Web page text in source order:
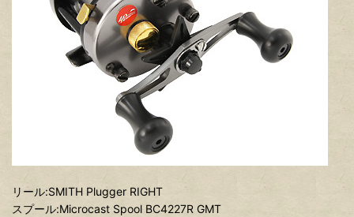
リール:SMITH Plugger RIGHT
スプール:Microcast Spool BC4227R GMT